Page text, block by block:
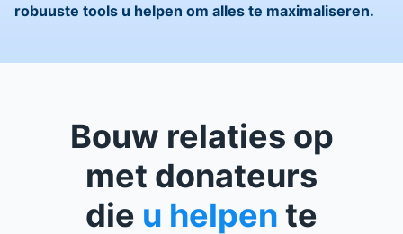
robuuste tools u helpen om alles te maximaliseren.
Bouw relaties op
met donateurs
die u helpen te